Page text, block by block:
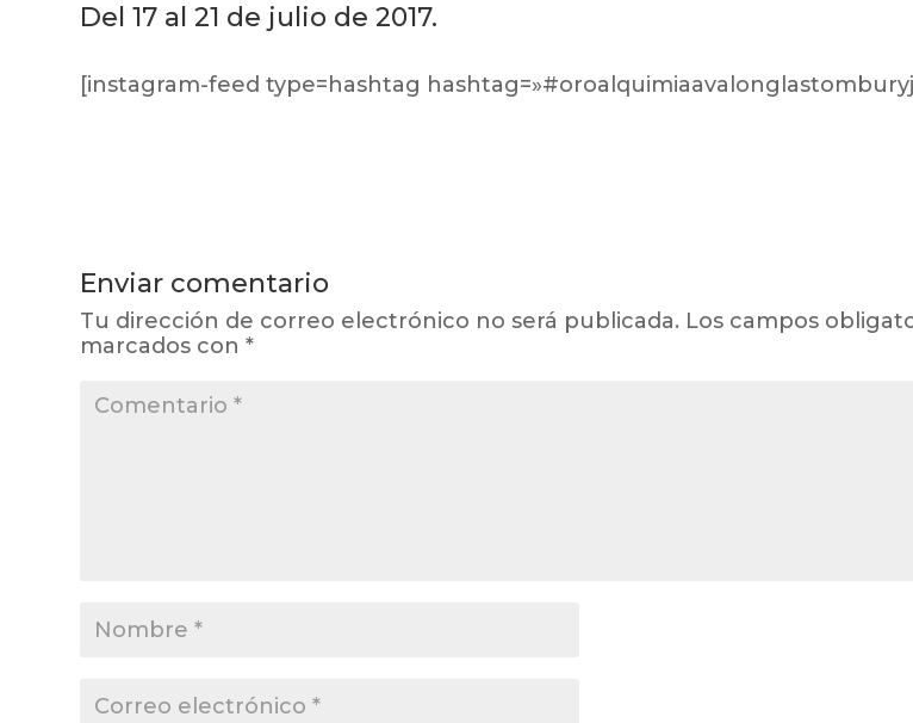
Del 17 al 21 de julio de 2017.
[instagram-feed type=hashtag
Enviar comentario
Tu dirección de correo electrónico no será publicada. Los campos
marcados con*